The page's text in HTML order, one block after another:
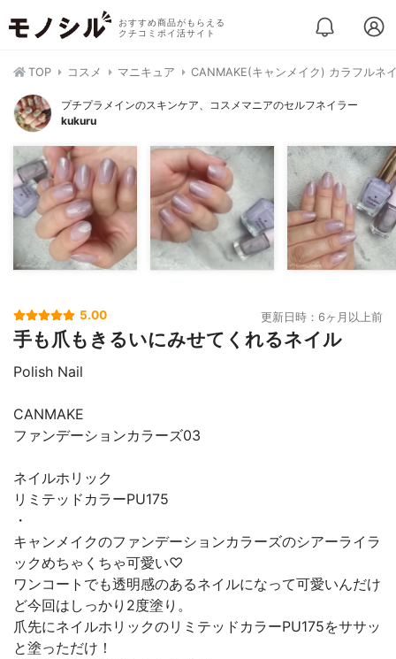
おすすめ商品がもらえる
クチコミポイ活サイト
TOP コスメ マニキュア CANMAKE(キャンメイク) カラフルネ
プチプラメインのスキンケア、コスメマニアのセルフネイラー
kukuru
5.00 更新日時：6ヶ月以上前
手も爪もきるいにみせてくれるネイル
Polish Nail
CANMAKE
ファンデーションカラーズ03
ネイルホリック
リミテッドカラーPU175
・
キャンメイクのファンデーションカラーズのシアーライラ
ックめちゃくちゃ可愛い♡
ワンコートでも透明感のあるネイルになって可愛いんだけ
ど今回はしっかり2度塗り。
爪先にネイルホリックのリミテッドカラーPU175をササッ
と塗っただけ！